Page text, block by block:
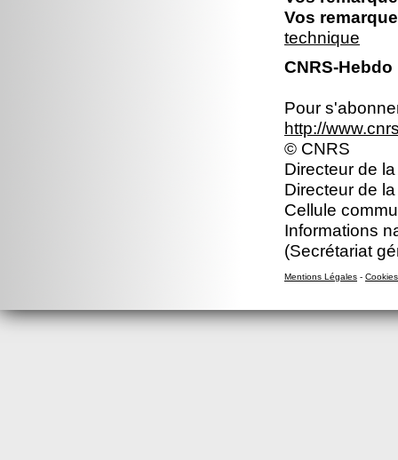
Vos
technique
CNRS-
Pour
http://
© CNRS
Directeur de
Directeur de
Cellule
Informations
(Secrétariat
Mentions Légales - Cookies